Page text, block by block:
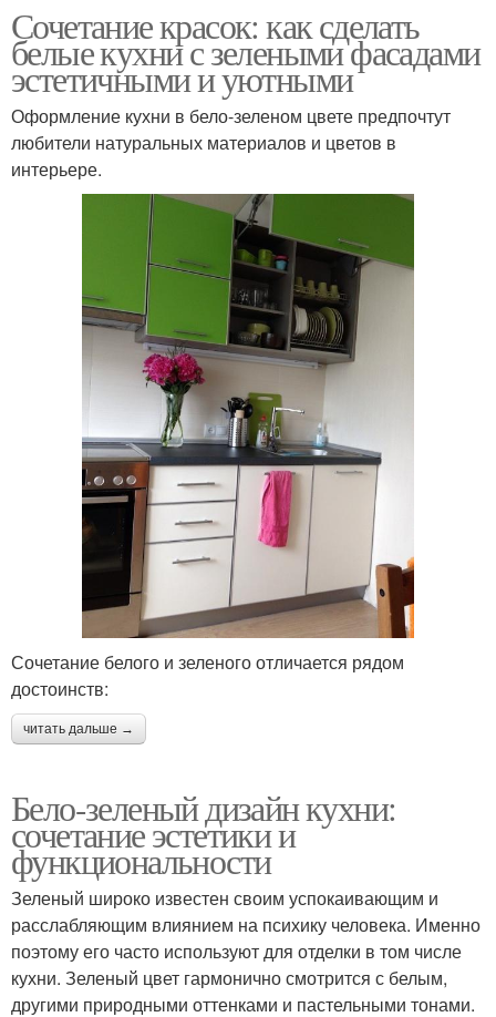
Сочетание красок: как сделать
белые кухни с зелеными фасадами
эстетичными и уютными
Оформление кухни в бело-зеленом цвете предпочтут
любители натуральных материалов и цветов в
интерьере.
Сочетание белого и зеленого отличается рядом
достоинств:
читать дальше →
Бело-зеленый дизайн кухни:
сочетание эстетики и
функциональности
Зеленый широко известен своим успокаивающим и
расслабляющим влиянием на психику человека. Именно
поэтому его часто используют для отделки в том числе
кухни. Зеленый цвет гармонично смотрится с белым,
другими природными оттенками и пастельными тонами.